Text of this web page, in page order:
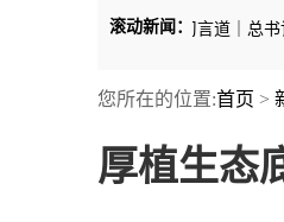
滚动新闻 ：
把“1”拉长？·习言道｜总书记的两
把“1”拉长？·习言道｜总书记的两
您所在的位置:首页 >
厚植生态